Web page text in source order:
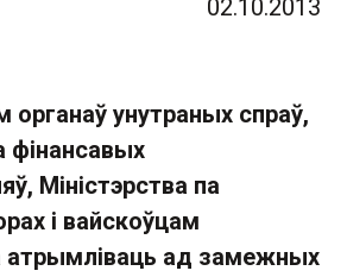
02.10.2013
органаў унутраных спраў,
фінансавых
Міністэрства па
і вайскоўцам
атрымліваць ад замежных